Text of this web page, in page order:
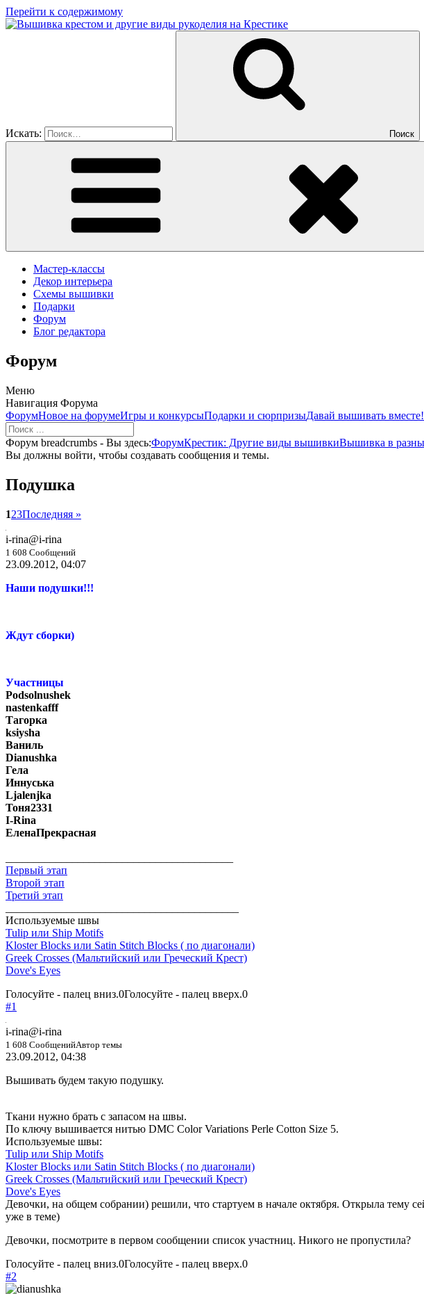
Перейти к содержимому
Искать: Поиск
Мастер-классы
Декор интерьера
Схемы вышивки
Подарки
Форум
Блог редактора
Форум
Меню
Навигация Форума
ФорумНовое на форумеИгры и конкурсыПодарки и сюрпризыДавай вышивать вместе!
Форум breadcrumbs - Вы здесь:ФорумКрестик: Другие виды вышивкиВышивка в
Вы должны войти, чтобы создавать сообщения и темы.
Подушка
123Последняя »
i-rina@i-rina
1 608 Сообщений
23.09.2012, 04:07
Наши подушки!!!
Ждут сборки)
Участницы
Podsolnushek
nastenkafff
Тагорка
ksiysha
Ваниль
Dianushka
Гела
Иннуська
Ljalenjka
Тоня2331
I-Rina
ЕленаПрекрасная
Первый этап
Второй этап
Третий этап
Используемые швы
Tulip или Ship Motifs
Kloster Blocks или Satin Stitch Blocks ( по диагонали)
Greek Crosses (Мальтийский или Греческий Крест)
Dove's Eyes
Голосуйте - палец вниз.0Голосуйте - палец вверх.0
#1
i-rina@i-rina
1 608 СообщенийАвтор темы
23.09.2012, 04:38
Вышивать будем такую подушку.
Ткани нужно брать с запасом на швы.
По ключу вышивается нитью DMC Color Variations Perle Cotton Size 5.
Используемые швы:
Tulip или Ship Motifs
Kloster Blocks или Satin Stitch Blocks ( по диагонали)
Greek Crosses (Мальтийский или Греческий Крест)
Dove's Eyes
Девочки, на общем собрании) решили, что стартуем в начале октября. Открыла тему
уже в теме)
Девочки, посмотрите в первом сообщении список участниц. Никого не пропустила?
Голосуйте - палец вниз.0Голосуйте - палец вверх.0
#2